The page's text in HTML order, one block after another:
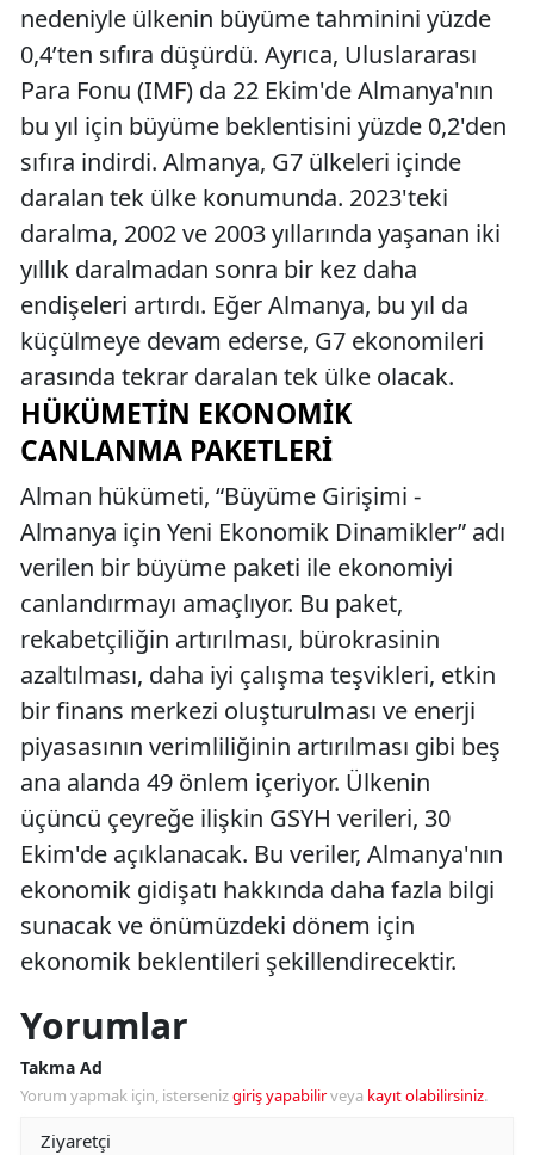
nedeniyle ülkenin büyüme tahminini yüzde
0,4’ten sıfıra düşürdü. Ayrıca, Uluslararası
Para Fonu (IMF) da 22 Ekim'de Almanya'nın
bu yıl için büyüme beklentisini yüzde 0,2'den
sıfıra indirdi. Almanya, G7 ülkeleri içinde
daralan tek ülke konumunda. 2023'teki
daralma, 2002 ve 2003 yıllarında yaşanan iki
yıllık daralmadan sonra bir kez daha
endişeleri artırdı. Eğer Almanya, bu yıl da
küçülmeye devam ederse, G7 ekonomileri
arasında tekrar daralan tek ülke olacak.
HÜKÜMETIN EKONOMIK
CANLANMA PAKETLERI
Alman hükümeti, “Büyüme Girişimi -
Almanya için Yeni Ekonomik Dinamikler” adı
verilen bir büyüme paketi ile ekonomiyi
canlandırmayı amaçlıyor. Bu paket,
rekabetçiliğin artırılması, bürokrasinin
azaltılması, daha iyi çalışma teşvikleri, etkin
bir finans merkezi oluşturulması ve enerji
piyasasının verimliliğinin artırılması gibi beş
ana alanda 49 önlem içeriyor. Ülkenin
üçüncü çeyreğe ilişkin GSYH verileri, 30
Ekim'de açıklanacak. Bu veriler, Almanya'nın
ekonomik gidişatı hakkında daha fazla bilgi
sunacak ve önümüzdeki dönem için
ekonomik beklentileri şekillendirecektir.
Yorumlar
Takma Ad
Yorum yapmak için, istersenizgiriş yapabilirveya kayıt olabilirsiniz.